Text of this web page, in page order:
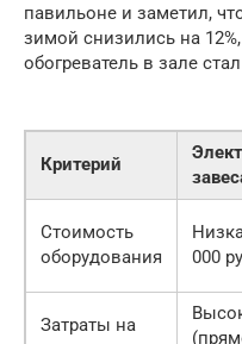
павильоне и заметил,
зимой снизились на
обогреватель в зале
Критерий
Стоимость
оборудования
000
Затраты на